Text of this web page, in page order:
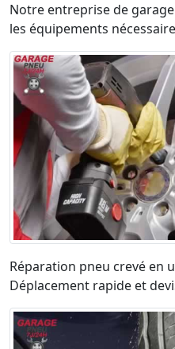
Notre entreprise de
les équipements
Réparation pneu crevé en
Déplacement rapide et